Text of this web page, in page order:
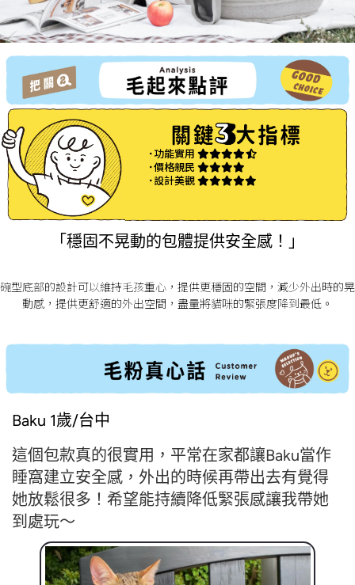
˙功能實用
˙價格親民
˙設計美觀
「穩固不晃動的包體提供安全感！」
碗型底部的設計可以維持毛孩重心，提供更穩固的空間，減少外出時的晃
動感，提供更舒適的外出空間，盡量將貓咪的緊張度降到最低。
Baku 1歲/台中
這個包款真的很實用，平常在家都讓Baku當作
睡窩建立安全感，外出的時候再帶出去有覺得
她放鬆很多！希望能持續降低緊張感讓我帶她
到處玩～